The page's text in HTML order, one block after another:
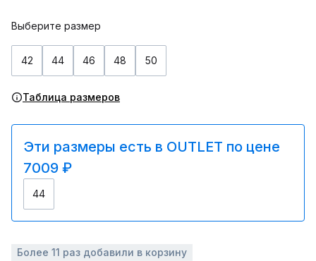
Выберите размер
42 44 46 48 50
Таблица размеров
Эти размеры есть в OUTLET по цене
7009 ₽
44
Более 11 раз добавили в корзину